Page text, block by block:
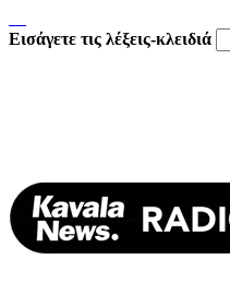
Εισάγετε τις λέξεις-κλειδιά